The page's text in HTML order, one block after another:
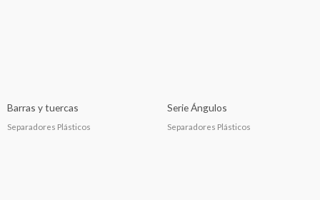
Barras y tuercas
Separadores Plásticos
Serie Ángulos
Separadores Plásticos